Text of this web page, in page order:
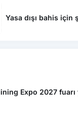
Yasa dışı bahis
Expo 2027 fuarı